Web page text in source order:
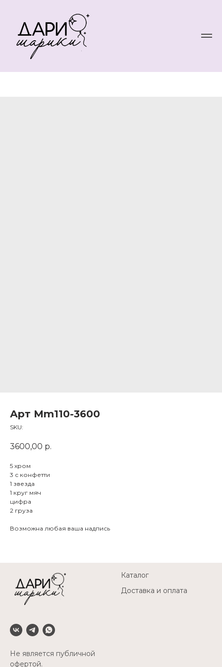
Арт Mm110-3600
SKU:
3600,00 р.
5 хром
3 с конфетти
1 звезда
1 круг мяч
цифра
2 груза
Возможна любая ваша надпись
Не является публичной
офертой.
Каталог
Доставка и оплата